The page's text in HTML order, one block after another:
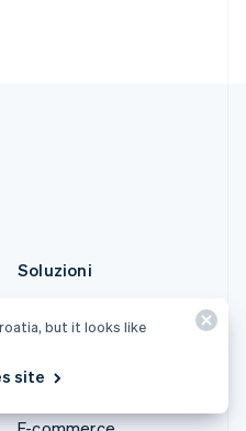
Soluzioni
Start-up
Commercio agentico
but it looks like
site